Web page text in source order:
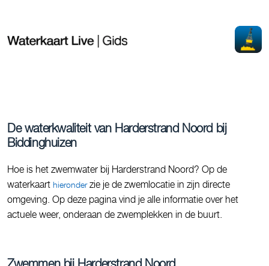
De waterkwaliteit van Harderstrand Noord bij
Biddinghuizen
Hoe is het zwemwater bij Harderstrand Noord? Op de
waterkaart hieronderzie je de zwemlocatie in zijn directe
omgeving. Op deze pagina vind je alle informatie over het
actuele weer, onderaan de zwemplekken in de buurt.